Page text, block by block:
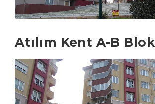
Atılım Kent A-B Blok